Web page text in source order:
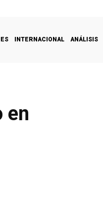
INTERNACIONAL ANÁLISIS
en